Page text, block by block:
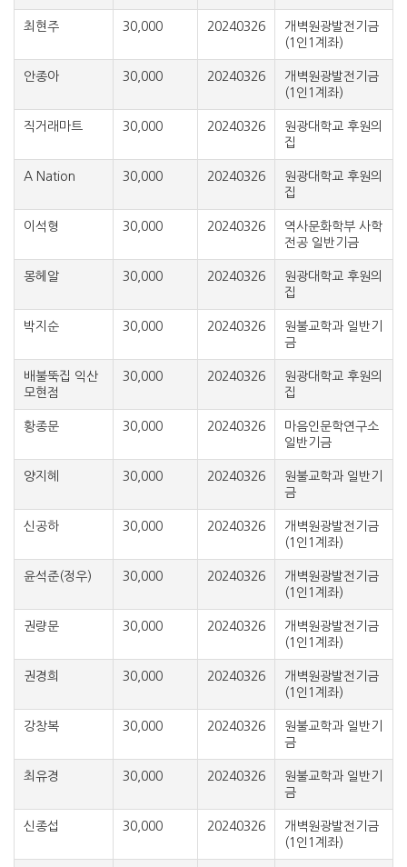
최현주 30,000 20240326
개벽원광발전기금
(1인1계좌)
안종아 30,000 20240326
개벽원광발전기금
(1인1계좌)
직거래마트 30,000 20240326
원광대학교 후원의
집
A Nation 30,000 20240326
원광대학교 후원의
집
이석형 30,000 20240326
역사문화학부 사학
전공 일반기금
몽헤알 30,000 20240326
원광대학교 후원의
집
박지순 30,000 20240326
원불교학과 일반기
금
배불뚝집 익산
모현점
30,000 20240326
원광대학교 후원의
집
황종문 30,000 20240326
마음인문학연구소
일반기금
양지혜 30,000 20240326
원불교학과 일반기
금
신공하 30,000 20240326
개벽원광발전기금
(1인1계좌)
윤석준(정우) 30,000 20240326
개벽원광발전기금
(1인1계좌)
권량문 30,000 20240326
개벽원광발전기금
(1인1계좌)
권경희 30,000 20240326
개벽원광발전기금
(1인1계좌)
강창복 30,000 20240326
원불교학과 일반기
금
최유경 30,000 20240326
원불교학과 일반기
금
신종섭 30,000 20240326
개벽원광발전기금
(1인1계좌)